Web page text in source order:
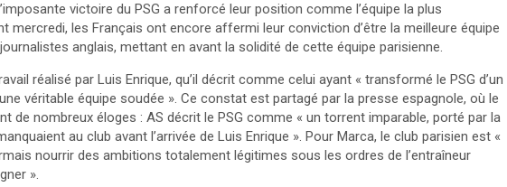
victoire du PSG a renforcé leur position comme l’équipe la plus
mercredi, les Français ont encore affermi leur conviction d’être la meilleure équipe
anglais, mettant en avant la solidité de cette équipe parisienne.
réalisé par Luis Enrique, qu’il décrit comme celui ayant « transformé le PSG d’un
véritable équipe soudée ». Ce constat est partagé par la presse espagnole, où le
de nombreux éloges : AS décrit le PSG comme « un torrent imparable, porté par la
au club avant l’arrivée de Luis Enrique ». Pour Marca, le club parisien est «
nourrir des ambitions totalement légitimes sous les ordres de l’entraîneur
».